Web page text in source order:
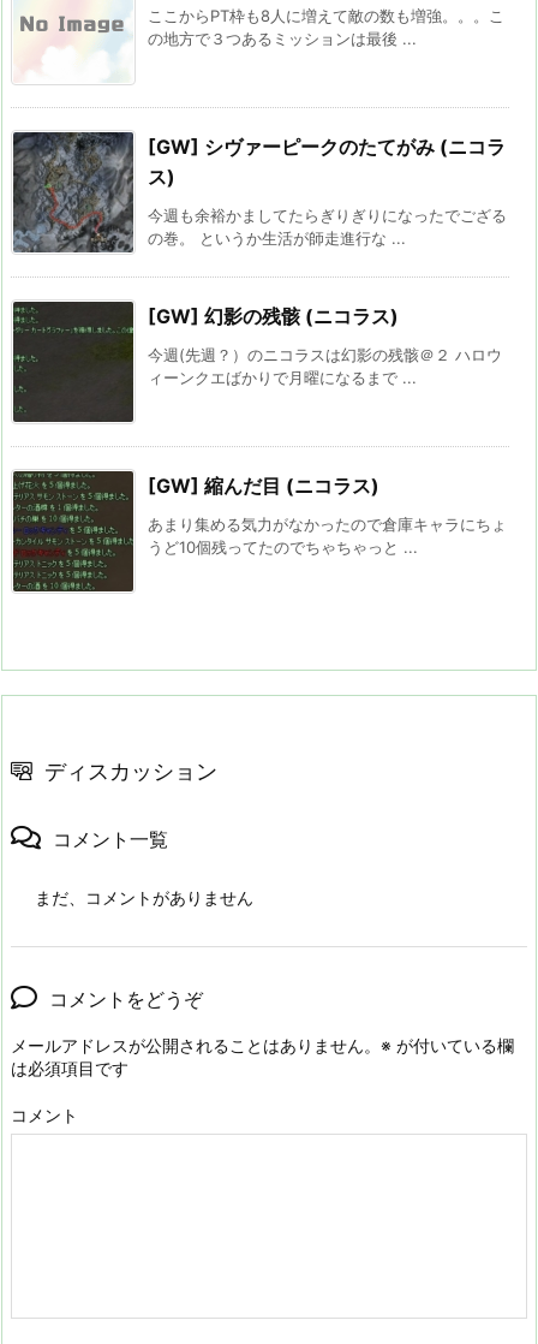
ここからPT枠も8人に増えて敵の数も増強。。。こ
の地方で３つあるミッションは最後 ...
[GW] シヴァーピークのたてがみ (ニコラ
ス)
今週も余裕かましてたらぎりぎりになったでござる
の巻。 というか生活が師走進行な ...
[GW] 幻影の残骸 (ニコラス)
今週(先週？）のニコラスは幻影の残骸＠２ ハロウ
ィーンクエばかりで月曜になるまで ...
[GW] 縮んだ目 (ニコラス)
あまり集める気力がなかったので倉庫キャラにちょ
うど10個残ってたのでちゃちゃっと ...
ディスカッション
コメント一覧
まだ、コメントがありません
コメントをどうぞ
メールアドレスが公開されることはありません。 ※ が付いている欄
は必須項目です
コメント